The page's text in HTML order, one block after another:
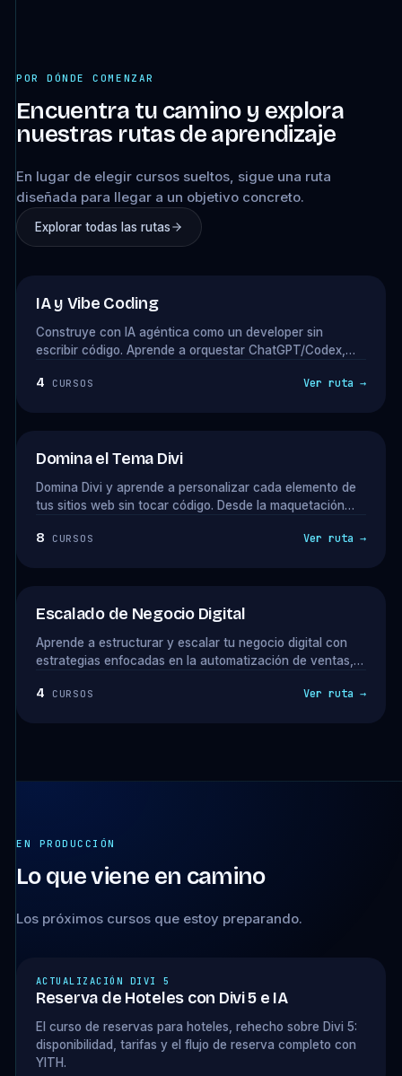
POR DÓNDE COMENZAR
Encuentra tu camino y explora
nuestras rutas de aprendizaje
En lugar de elegir cursos sueltos, sigue una ruta
diseñada para llegar a un objetivo concreto.
Explorar todas las rutas
IA y Vibe Coding
Construye con IA agéntica como un developer sin
escribir código. Aprende a orquestar ChatGPT/Codex,
integraciones y productos digitales que puedas vender
4 CURSOS Ver ruta →
Domina el Tema Divi
Domina Divi y aprende a personalizar cada elemento de
tus sitios web sin tocar código. Desde la maquetación
efectos visuales y optimización de velocidad, todo lo que
8 CURSOS Ver ruta →
Escalado de Negocio Digital
Aprende a estructurar y escalar tu negocio digital con
estrategias enfocadas en la automatización de ventas,
Descubre cómo atraer clientes premium, ofrecer upsells
4 CURSOS Ver ruta →
EN PRODUCCIÓN
Lo que viene en camino
Los próximos cursos que estoy preparando.
ACTUALIZACIÓN DIVI 5
Reserva de Hoteles con Divi 5 e IA
El curso de reservas para hoteles, rehecho sobre Divi 5:
disponibilidad, tarifas y el flujo de reserva completo con
YITH.